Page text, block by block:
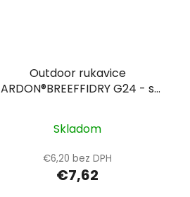
Outdoor rukavice
ARDON®BREEFFIDRY G24 - s
Skladom
€6,20 bez DPH
€7,62